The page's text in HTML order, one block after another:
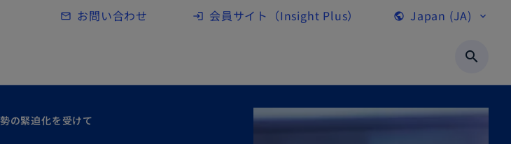
Skip to main content
mail_outline お問い合わせ login 会員サイト（Insight Plus）
新
public Japan (JA) expand_more
search
の緊迫化を受けて